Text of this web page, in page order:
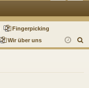
m ist
rie
Fingerpicking
Wir über uns
u